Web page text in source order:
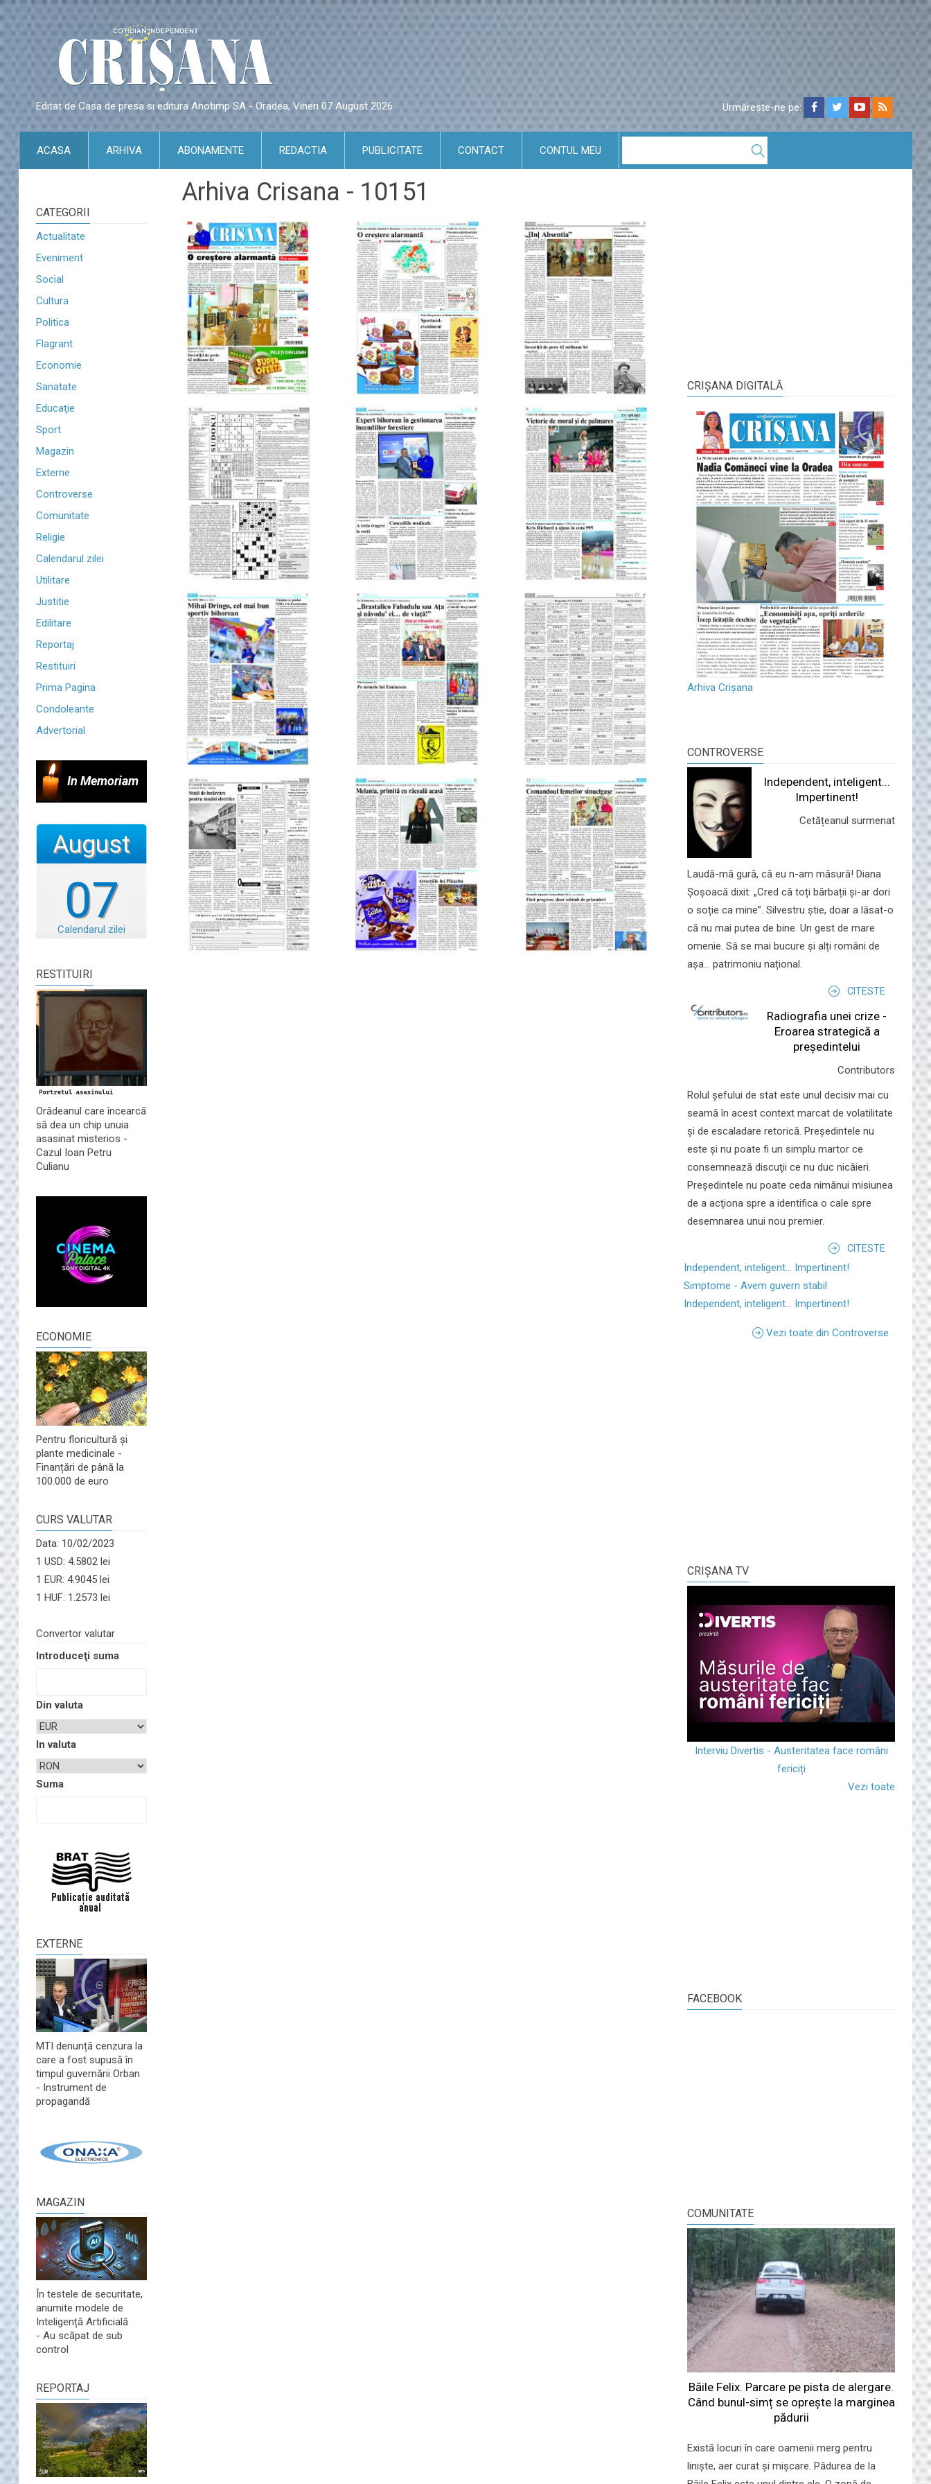
Editat de Casa de presa si editura Anotimp SA - Oradea, Vineri 07 August 2026 Urmărește-ne pe:
ACASA ARHIVA ABONAMENTE REDACTIA PUBLICITATE CONTACT CONTUL MEU
CATEGORII
Actualitate
Eveniment
Social
Cultura
Politica
Flagrant
Economie
Sanatate
Educaţie
Sport
Magazin
Externe
Controverse
Comunitate
Religie
Calendarul zilei
Utilitare
Justitie
Edilitare
Reportaj
Restituiri
Prima Pagina
Condoleante
Advertorial
In Memoriam
07
August
Calendarul zilei
RESTITUIRI
Orădeanul care încearcă
să dea un chip unuia
asasinat misterios -
Cazul Ioan Petru
Culianu
ECONOMIE
Pentru floricultură și
plante medicinale -
Finanțări de până la
100.000 de euro
CURS VALUTAR
Data: 10/02/2023
1 USD: 4.5802 lei
1 EUR: 4.9045 lei
1 HUF: 1.2573 lei
Convertor valutar
Introduceţi suma
Din valuta
In valuta
Suma
EXTERNE
MTI denunță cenzura la
care a fost supusă în
timpul guvernării Orban
- Instrument de
propagandă
MAGAZIN
În testele de securitate,
anumite modele de
Inteligență Artificială
- Au scăpat de sub
control
REPORTAJ
Arhiva Crisana - 10151
CRIŞANA DIGITALĂ
Arhiva Crișana
CONTROVERSE
Independent, inteligent...
Impertinent!
Cetățeanul surmenat
Laudă-mă gură, că eu n-am măsură! Diana
Șoșoacă dixit: „Cred că toți bărbații și-ar dori
o soție ca mine”. Silvestru știe, doar a lăsat-o
că nu mai putea de bine. Un gest de mare
omenie. Să se mai bucure și alți români de
așa... patrimoniu național.
CITESTE
Radiografia unei crize -
Eroarea strategică a
președintelui
Contributors
Rolul şefului de stat este unul decisiv mai cu
seamă în acest context marcat de volatilitate
şi de escaladare retorică. Preşedintele nu
este şi nu poate fi un simplu martor ce
consemnează discuţii ce nu duc nicăieri.
Preşedintele nu poate ceda nimănui misiunea
de a acţiona spre a identifica o cale spre
desemnarea unui nou premier.
CITESTE
Independent, inteligent... Impertinent!
Simptome - Avem guvern stabil
Independent, inteligent... Impertinent!
Vezi toate din Controverse
CRIŞANA TV
Interviu Divertis - Austeritatea face români
fericiți
Vezi toate
FACEBOOK
COMUNITATE
Băile Felix. Parcare pe pista de alergare.
Când bunul-simț se oprește la marginea
pădurii
Există locuri în care oamenii merg pentru
liniște, aer curat și mișcare. Pădurea de la